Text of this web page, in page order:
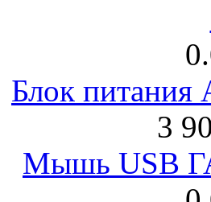
Блок питания
3
Мышь USB